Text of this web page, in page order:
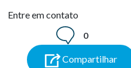
Entre em contato
0
Compartilhar